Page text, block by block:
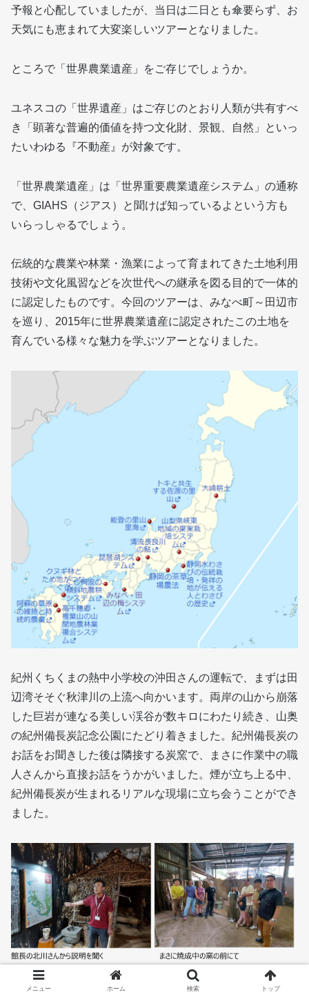
予報と心配していましたが、当日は二日とも傘要らず、お
天気にも恵まれて大変楽しいツアーとなりました。
ところで「世界農業遺産」をご存じでしょうか。
ユネスコの「世界遺産」はご存じのとおり人類が共有すべ
き「顕著な普遍的価値を持つ文化財、景観、自然」といっ
たいわゆる『不動産』が対象です。
「世界農業遺産」は「世界重要農業遺産システム」の通称
で、GIAHS（ジアス）と聞けば知っているよという方も
いらっしゃるでしょう。
伝統的な農業や林業・漁業によって育まれてきた土地利用
技術や文化風習などを次世代への継承を図る目的で一体的
に認定したものです。今回のツアーは、みなべ町～田辺市
を巡り、2015年に世界農業遺産に認定されたこの土地を
育んでいる様々な魅力を学ぶツアーとなりました。
紀州くちくまの熱中小学校の沖田さんの運転で、まずは田
辺湾そそぐ秋津川の上流へ向かいます。両岸の山から崩落
した巨岩が連なる美しい渓谷が数キロにわたり続き、山奥
の紀州備長炭記念公園にたどり着きました。紀州備長炭の
お話をお聞きした後は隣接する炭窯で、まさに作業中の職
人さんから直接お話をうかがいました。煙が立ち上る中、
紀州備長炭が生まれるリアルな現場に立ち会うことができ
ました。
メニュー ホーム 検索 トップ